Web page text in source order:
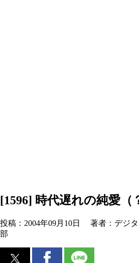
[1596] 時代遅れの純愛（
投稿： 2004年09月10日 著者： デジ
部